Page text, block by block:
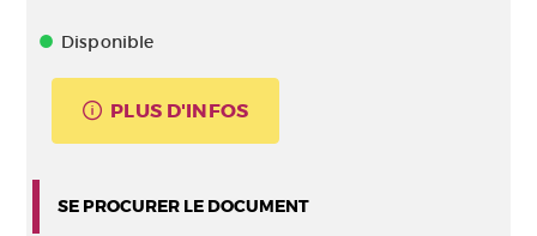
Disponible
PLUS D'INFOS
SE PROCURER LE DOCUMENT